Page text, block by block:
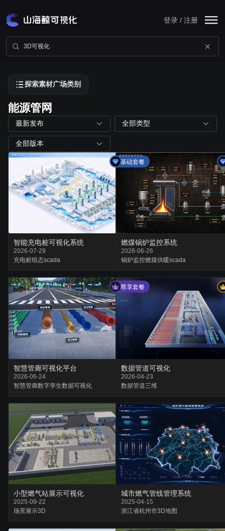
登录 / 注册
探索素材广场类别
能源管网
最新发布 全部类型
全部版本
基础套餐
智能充电桩可视化系统
2026-07-29
充电桩组态scada
燃煤锅炉监控系统
2026-06-26
锅炉监控燃煤供暖scada
尊享套餐
智慧管廊可视化平台
2026-06-24
智慧管廊数字孪生数据可视化
数据管道可视化
2026-04-23
数据管道三维
小型燃气站展示可视化
2025-09-22
场景展示3D
城市燃气管线管理系统
2025-04-15
浙江省杭州市3D地图